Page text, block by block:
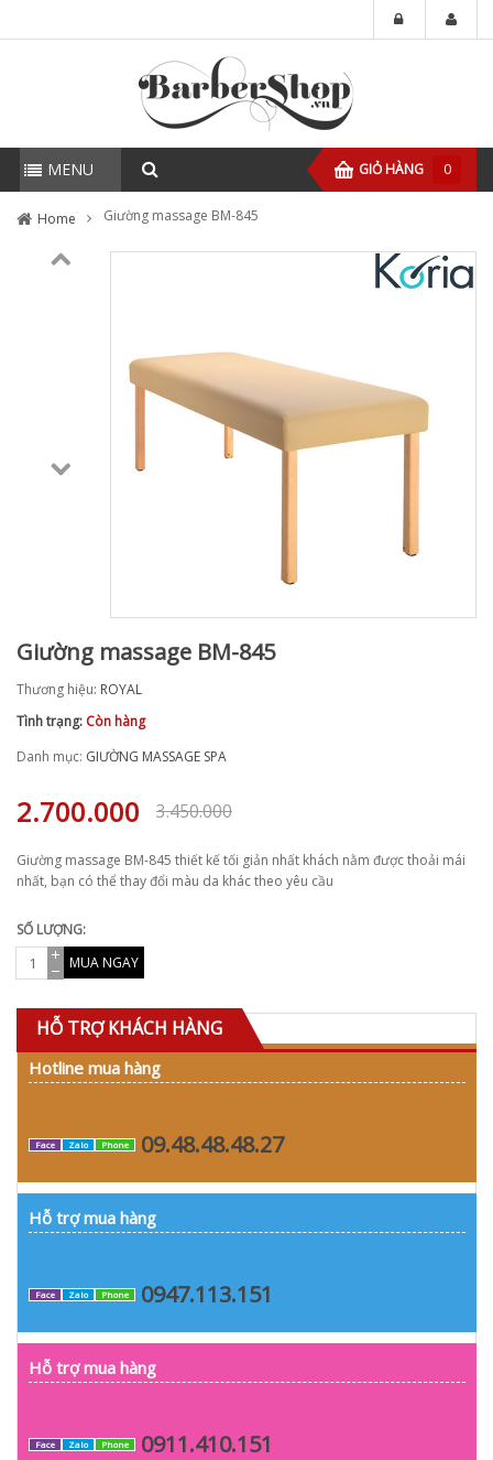
MENU GIỎ HÀNG 0
Home Giường massage BM-845
Giường massage BM-845
Thương hiệu: ROYAL
Tình trạng: Còn hàng
Danh mục: GIƯỜNG MASSAGE SPA
3.450.000
2.700.000
Giường massage BM-845 thiết kế tối giản nhất khách nằm được thoải mái
nhất, bạn có thể thay đổi màu da khác theo yêu cầu
SỐ LƯỢNG:
MUA NGAY
HỖ TRỢ KHÁCH HÀNG
Hotline mua hàng
Face Zalo Phone 09.48.48.48.27
Hỗ trợ mua hàng
Face Zalo Phone 0947.113.151
Hỗ trợ mua hàng
Face Zalo Phone 0911.410.151